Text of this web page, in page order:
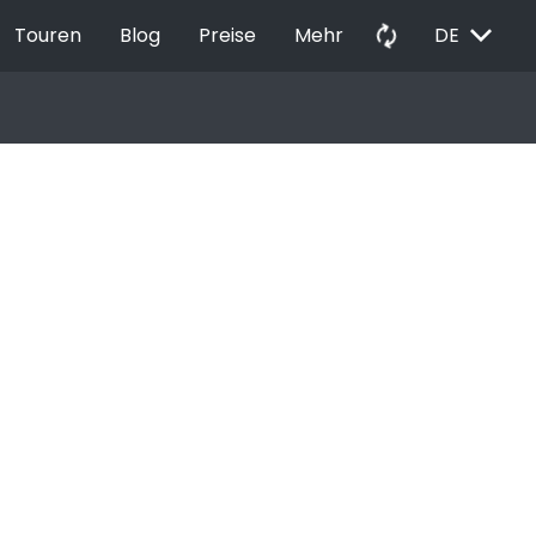
Touren Blog Preise Mehr autorenew DE EXPAND_MORE